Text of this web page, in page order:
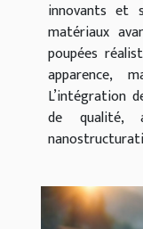
innovants et
matériaux
poupées
apparence,
L’intégration
de qualité,